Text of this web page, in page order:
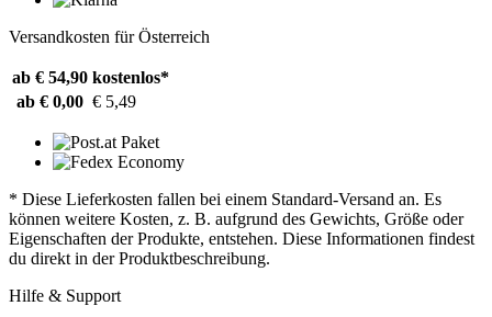
Versandkosten für Österreich
ab € 54,90 kostenlos*
ab € 0,00 € 5,49
* Diese Lieferkosten fallen bei einem Standard-Versand an. Es
können weitere Kosten, z. B. aufgrund des Gewichts, Größe oder
Eigenschaften der Produkte, entstehen. Diese Informationen findest
du direkt in der Produktbeschreibung.
Hilfe & Support